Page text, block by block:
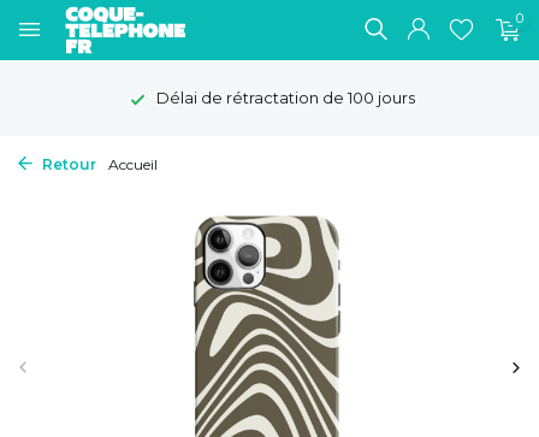
0
Délai de rétractation de 100 jours
Retour Accueil